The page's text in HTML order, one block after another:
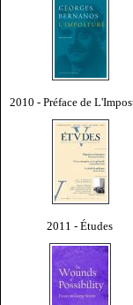
2010 - Préface de
2011 - Études